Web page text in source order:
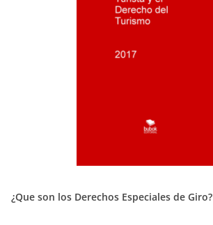
¿Que son los Derechos Especiales de Giro?